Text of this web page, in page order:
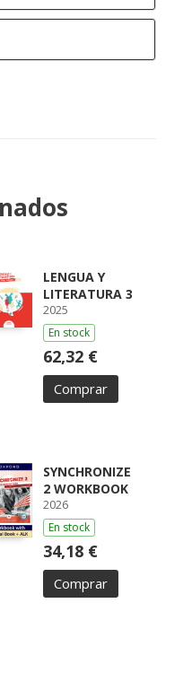
LENGUA Y
LITERATURA 3
2025
En stock
62,32 €
Comprar
SYNCHRONIZE
2 WORKBOOK
2026
En stock
34,18 €
Comprar